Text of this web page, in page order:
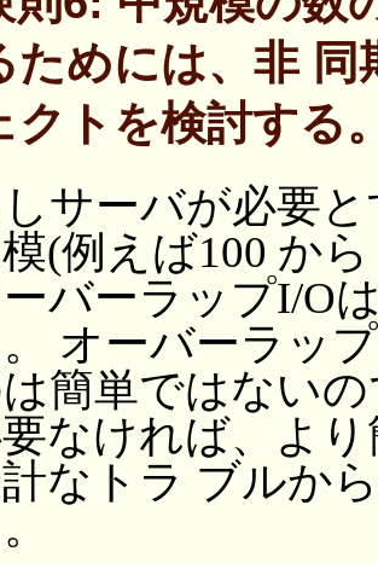
ためには、非
クトを検討する
しサーバが必要
(例えば100 か
バーラップI/O
オーバーラッ
簡単ではない
なければ、よ
なトラ ブルか